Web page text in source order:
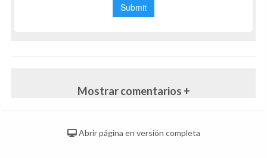
Mostrar comentarios +
Abrir página en versión completa